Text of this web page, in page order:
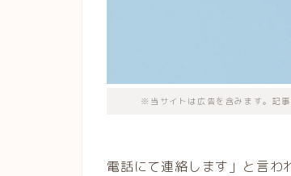
※当サイトは広告を含みます。記
電話にて連絡します」と言わ